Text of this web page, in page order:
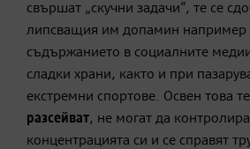
свършат „скучни задачи“, те се
липсващия им допамин например
съдържанието в социалните
сладки храни, както и при
екстремни спортове. Освен това те
разсейват, не могат да
концентрацията си и се справят